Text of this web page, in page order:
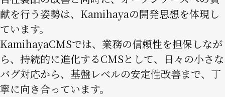
献を行う姿勢は、Kamihayaの開発思想を体現し
ています。
KamihayaCMSでは、業務の信頼性を担保しなが
ら、持続的に進化するCMSとして、日々の小さな
バグ対応から、基盤レベルの安定性改善まで、丁
寧に向き合っています。